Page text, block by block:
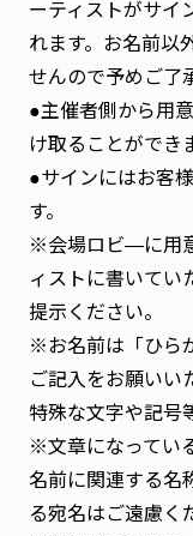
ーティストがサイ
れます。お名前以
せんので予めご了
●主催者側から用
け取ることができ
●サインにはお客
す。
※会場ロビ―に用
ィストに書いてい
提示ください。
※お名前は「ひら
ご記入をお願いい
特殊な文字や記号
※文章になってい
名前に関連する名
る宛名はご遠慮く